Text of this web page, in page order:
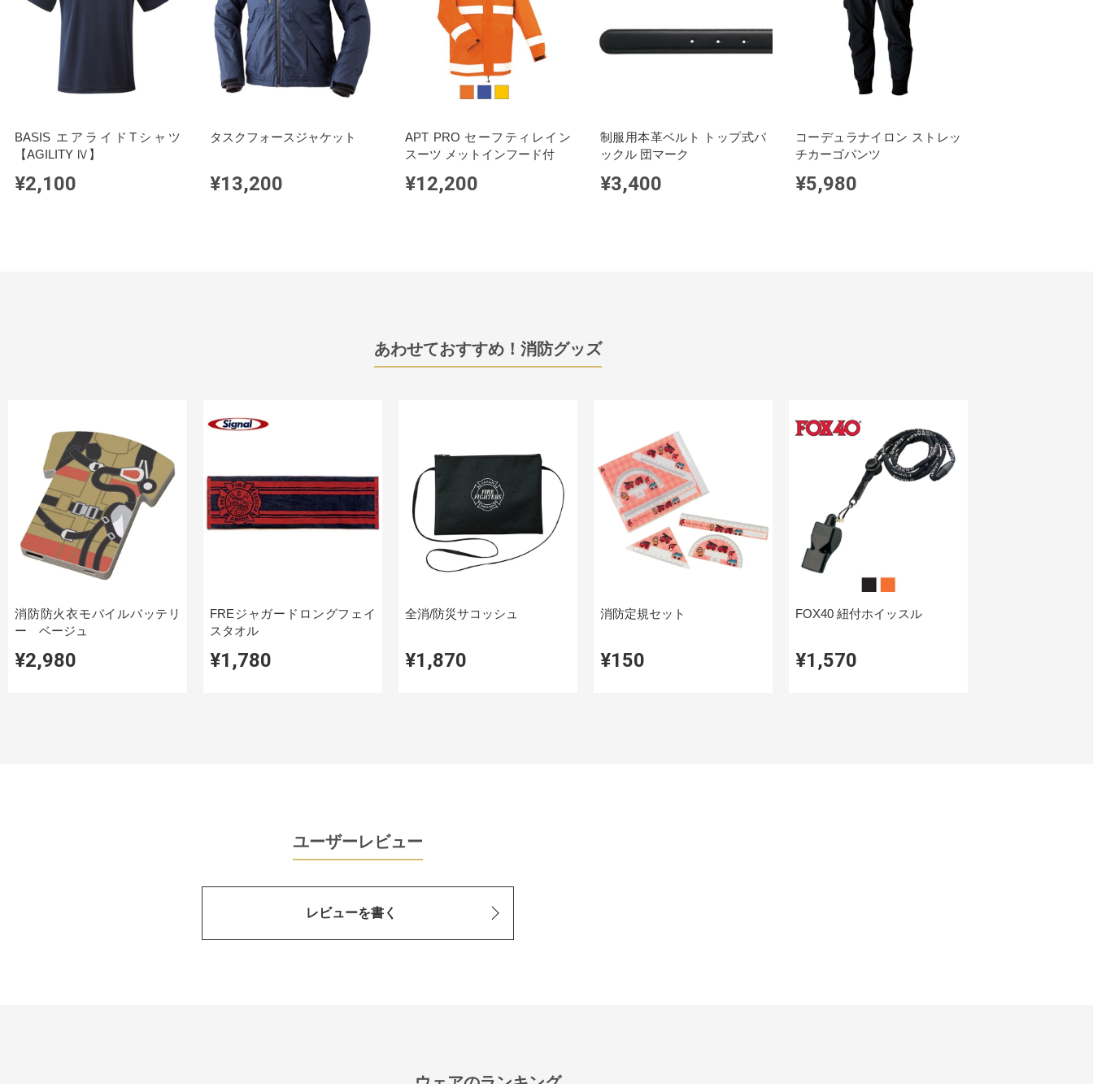
BASIS エアライドTシャツ
【AGILITY Ⅳ】
¥2,100
タスクフォースジャケット
¥13,200
APT PRO セーフティレイン
スーツ メットインフード付
¥12,200
制服用本革ベルト トップ式バ
ックル 団マーク
¥3,400
コーデュラナイロン ストレッ
チカーゴパンツ
¥5,980
あわせておすすめ！消防グッズ
消防防火衣モバイルバッテリ
ー ベージュ
¥2,980
FREジャガードロングフェイ
スタオル
¥1,780
全消/防災サコッシュ
¥1,870
消防定規セット
¥150
FOX40 紐付ホイッスル
¥1,570
ユーザーレビュー
レビューを書く